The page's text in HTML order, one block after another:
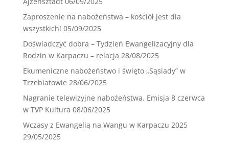
Zaproszenie na nabożeństwa – kościół jest dla
wszystkich! 05/09/2025
Doświadczyć dobra – Tydzień Ewangelizacyjny dla
Rodzin w Karpaczu – relacja 28/08/2025
Ekumeniczne nabożeństwo i święto „Sąsiady” w
Trzebiatowie 28/06/2025
Nagranie telewizyjne nabożeństwa. Emisja 8 czerwca
w TVP Kultura 08/06/2025
Wczasy z Ewangelią na Wangu w Karpaczu 2025
29/05/2025